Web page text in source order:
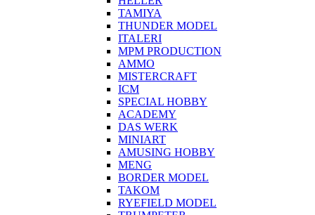
TAMIYA
THUNDER MODEL
ITALERI
MPM PRODUCTION
AMMO
MISTERCRAFT
ICM
SPECIAL HOBBY
ACADEMY
DAS WERK
MINIART
AMUSING HOBBY
MENG
BORDER MODEL
TAKOM
RYEFIELD MODEL